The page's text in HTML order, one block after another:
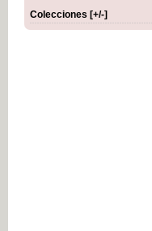
Colecciones [+/-]